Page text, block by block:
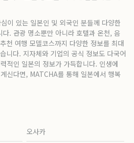
이 있는 일본인 및 외국인 분들께 다양한
. 관광 명소뿐만 아니라 호텔과 온천, 음
천 여행 모델코스까지 다양한 정보를 최대
니다. 지자체와 기업의 공식 정보도 다국어
적인 일본의 정보가 가득합니다. 인생에
신다면, MATCHA를 통해 일본에서 행복
오사카